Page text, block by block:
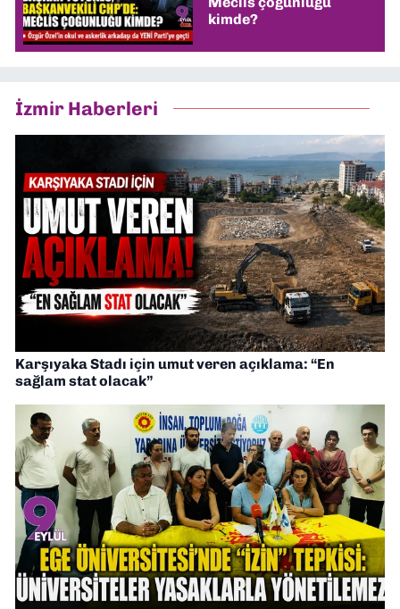
kimde?
İzmir Haberleri
Karşıyaka Stadı için umut veren açıklama: “En
sağlam stat olacak”